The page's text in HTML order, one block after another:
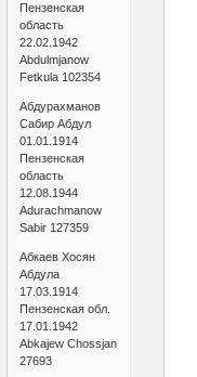
Пензенская
область
22.02.1942
Abdulmjanow
Fetkula 102354
Абдурахманов
Сабир Абдул
01.01.1914
Пензенская
область
12.08.1944
Adurachmanow
Sabir 127359
Абкаев Хосян
Абдула
17.03.1914
Пензенская обл.
17.01.1942
Abkajew Chossjan
27693